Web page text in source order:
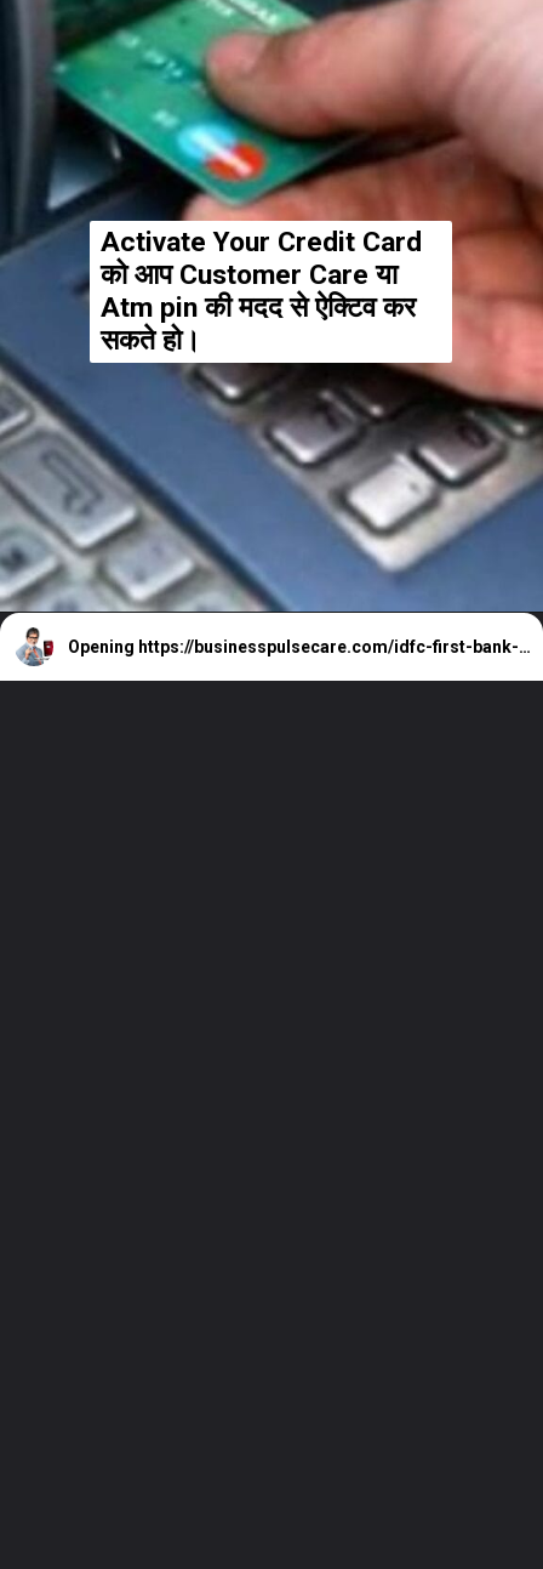
Activate Your Credit Card
को आप Customer Care या
Atm pin की मदद से ऐक्टिव कर
सकते हो।
Opening https://businesspulsecare.com/idfc-first-bank-credit-card/